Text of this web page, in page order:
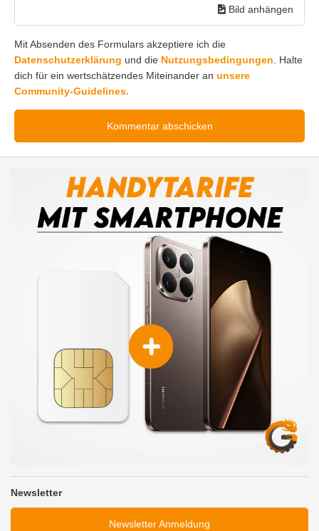
Bild anhängen
Mit Absenden des Formulars akzeptiere ich die
Datenschutzerklärung und die Nutzungsbedingungen . Halte
dich für ein wertschätzendes Miteinander an unsere
Community-Guidelines.
Newsletter
Newsletter Anmeldung